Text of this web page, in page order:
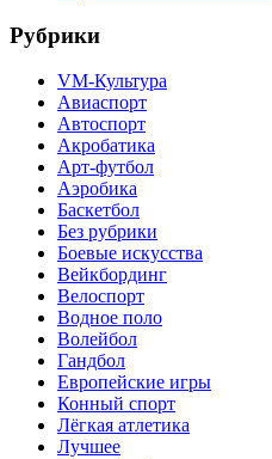
Рубрики
VM-Культура
Авиаспорт
Автоспорт
Акробатика
Арт-футбол
Аэробика
Баскетбол
Без рубрики
Боевые искусства
Вейкбординг
Велоспорт
Водное поло
Волейбол
Гандбол
Европейские игры
Конный спорт
Лёгкая атлетика
Лучшее